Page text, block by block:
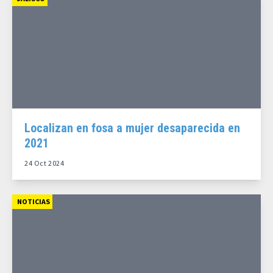
Localizan en fosa a mujer desaparecida en
2021
24 Oct 2024
NOTICIAS